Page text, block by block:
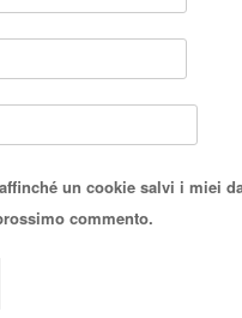
un cookie salvi i miei
commento.